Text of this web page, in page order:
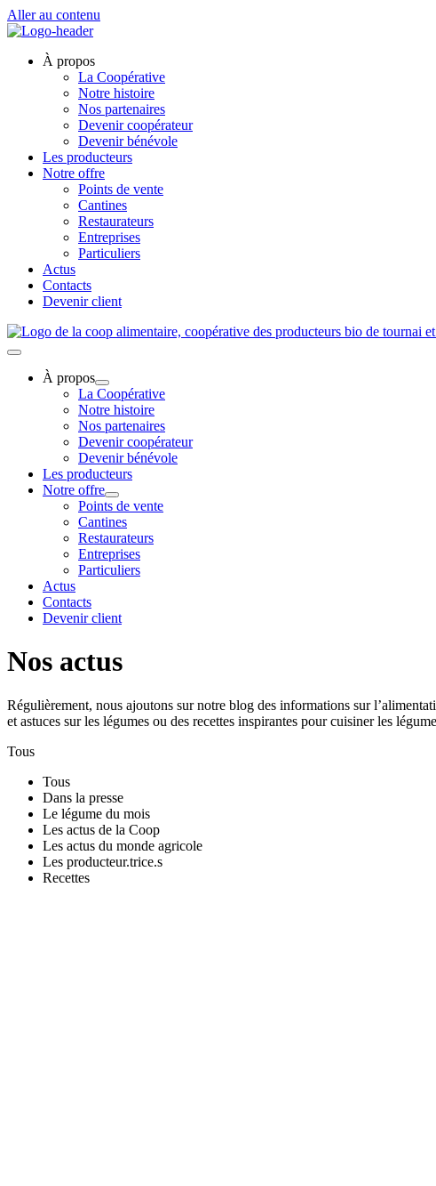
Aller au contenu
À propos
La Coopérative
Notre histoire
Nos partenaires
Devenir coopérateur
Devenir bénévole
Les producteurs
Notre offre
Points de vente
Cantines
Restaurateurs
Entreprises
Particuliers
Actus
Contacts
Devenir client
À propos
La Coopérative
Notre histoire
Nos partenaires
Devenir coopérateur
Devenir bénévole
Les producteurs
Notre offre
Points de vente
Cantines
Restaurateurs
Entreprises
Particuliers
Actus
Contacts
Devenir client
Nos actus
Régulièrement, nous ajoutons sur notre blog des informations sur
et astuces sur les légumes ou des recettes inspirantes pour cuisiner les
Tous
Tous
Dans la presse
Le légume du mois
Les actus de la Coop
Les actus du monde agricole
Les producteur.trice.s
Recettes